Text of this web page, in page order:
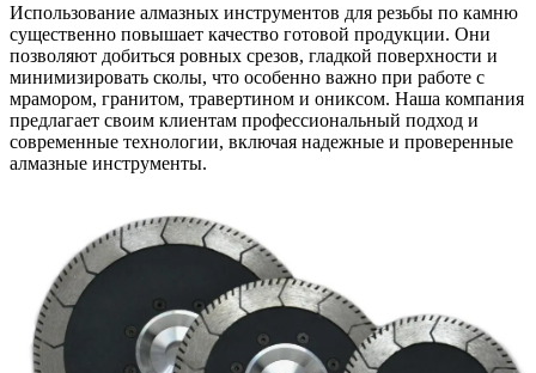
Использование алмазных инструментов для резьбы по камню
существенно повышает качество готовой продукции. Они
позволяют добиться ровных срезов, гладкой поверхности и
минимизировать сколы, что особенно важно при работе с
мрамором, гранитом, травертином и ониксом. Наша компания
предлагает своим клиентам профессиональный подход и
современные технологии, включая надежные и проверенные
алмазные инструменты.